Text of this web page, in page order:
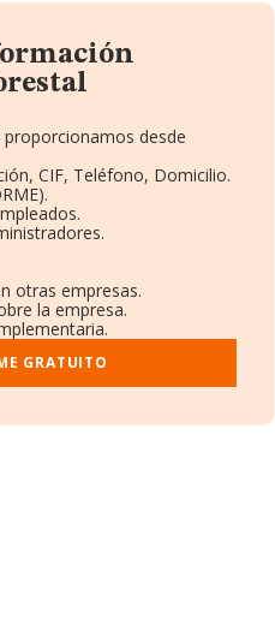
desde
CIF, Teléfono, Domicilio.
otras empresas.
la empresa.
GRATUITO